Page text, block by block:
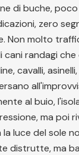
di buche,
zero
Non molto
cani randagi
cavalli,
al buio,
ma poi
luce del sole
distrutte, ma